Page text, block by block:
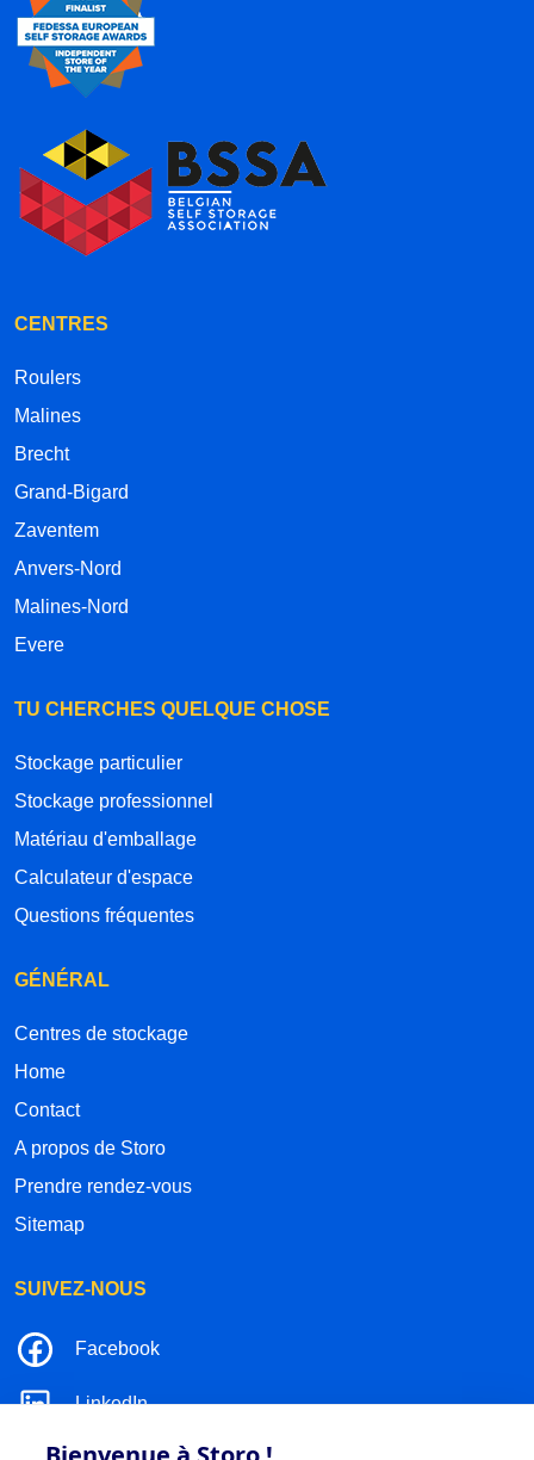
portes, les mêmes cloisons. Actuellement pour
avoir comparé dans le secteur de Zaventem,
leur prix et leur facilité de fonctionnement est le
Son emplacement est plutôt idéal, pas très loin
de Wezembeek, de l’autoroute et du centre de
Zaventem
CENTRES
Roulers
Malines
Brecht
Grand-Bigard
Zaventem
Anvers-Nord
Malines-Nord
Evere
TU CHERCHES QUELQUE CHOSE
Stockage particulier
Stockage professionnel
Matériau d'emballage
Calculateur d'espace
Questions fréquentes
GÉNÉRAL
Centres de stockage
Home
Contact
A propos de Storo
Prendre rendez-vous
Sitemap
SUIVEZ-NOUS
Facebook
LinkedIn